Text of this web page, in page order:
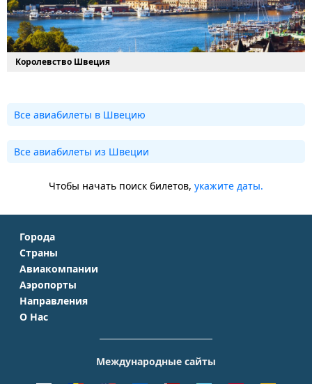
Королевство Швеция
Все авиабилеты в Швецию
Все авиабилеты из Швеции
Чтобы начать поиск билетов, укажите даты.
Города
Москва
Санкт-Петербург
Симферополь
Краснодар
Страны
Крым
Турция
Таиланд
Авиакомпании
Аэрофлот
S7 Airlines
Аэропорты
Домодедово
Шереметьево
Направления
Москва - Сочи
Москва - Симферополь
Москва - Ереван
О Нас
Международные сайты